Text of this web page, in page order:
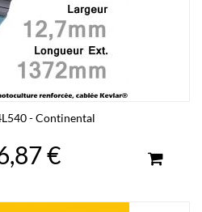
- Continental
€